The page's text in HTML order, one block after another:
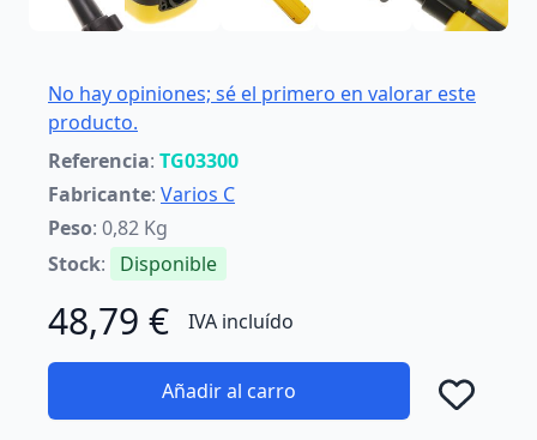
No hay opiniones; sé el primero en valorar este
producto.
Referencia: TG03300
Fabricante: Varios C
Peso: 0,82 Kg
Stock: Disponible
48,79 € IVA incluído
Añadir al carro